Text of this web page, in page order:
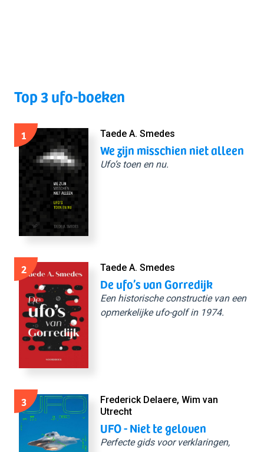
Top 3 ufo-boeken
1 Taede A. Smedes
We zijn misschien niet alleen
Ufo’s toen en nu.
2 Taede A. Smedes
De ufo’s van Gorredijk
Een historische constructie van een
opmerkelijke ufo-golf in 1974.
3
Frederick Delaere, Wim van
Utrecht
UFO - Niet te geloven
Perfecte gids voor verklaringen,